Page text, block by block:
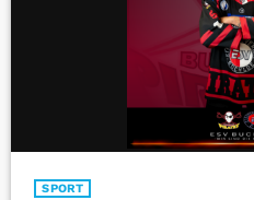
SPORT